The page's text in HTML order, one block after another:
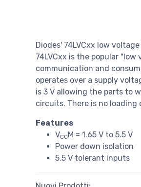
Diodes' 74LVCxx low
74LVCxx is the popular
communication and
operates over a supply
is 3 V allowing the parts to
circuits. There is no
Features
VCCM = 1.65 V to 5.5 V
Power down isolation
5.5 V tolerant inputs